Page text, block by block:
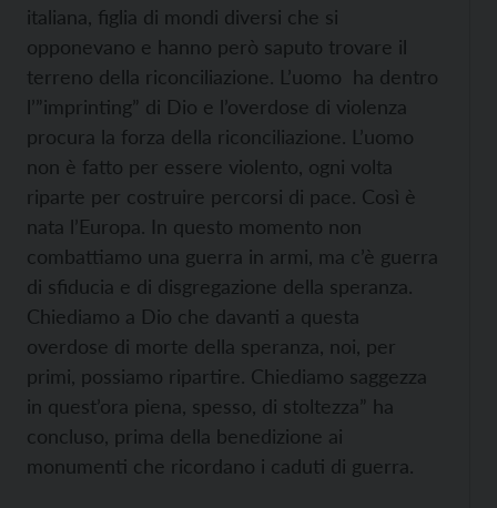
italiana, figlia di mondi diversi che si
opponevano e hanno però saputo trovare il
terreno della riconciliazione. L’uomo ha dentro
l’”imprinting” di Dio e l’overdose di violenza
procura la forza della riconciliazione. L’uomo
non è fatto per essere violento, ogni volta
riparte per costruire percorsi di pace. Così è
nata l’Europa. In questo momento non
combattiamo una guerra in armi, ma c’è guerra
di sfiducia e di disgregazione della speranza.
Chiediamo a Dio che davanti a questa
overdose di morte della speranza, noi, per
primi, possiamo ripartire. Chiediamo saggezza
in quest’ora piena, spesso, di stoltezza” ha
concluso, prima della benedizione ai
monumenti che ricordano i caduti di guerra.